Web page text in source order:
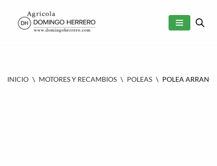
SALTAR
INICIO \ MOTORES Y RECAMBIOS \ POLEAS \ POLEA